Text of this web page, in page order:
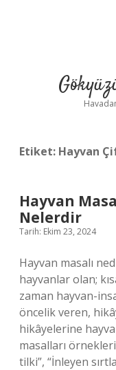
Etiket: Hayvan
Hayvan
Nelerdir
Tarih: Ekim 23, 2024
Hayvan masalı
hayvanlar olan;
zaman hayvan-
öncelik veren,
hikâyelerine
masalları
tilki”, “İnleyen